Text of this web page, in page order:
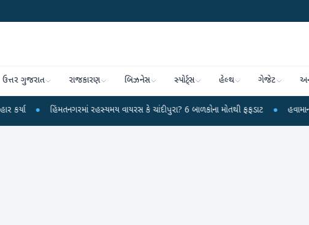
ઉત્તર ગુજરાત રાજકારણ બિઝનેસ સ્પોર્ટ્સ હેલ્થ ગેજેટ
હિંમતનગરમાં રહસ્યમય વાયરસ કે ચાંદીપુરા? 6 બાળકોના મોતથી ફફડાટ ● હવામાન વિભાગે 18